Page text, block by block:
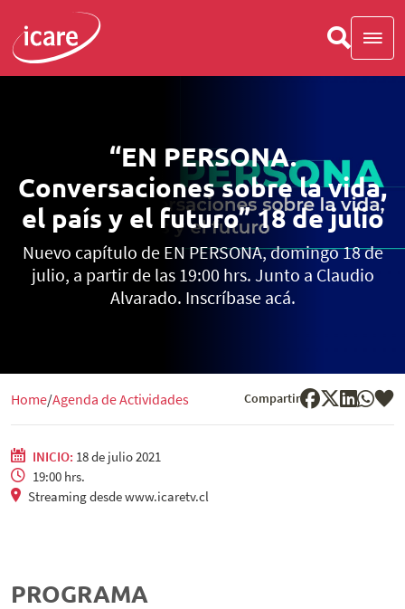
“EN PERSONA.
Conversaciones sobre la vida,
el país y el futuro” 18 de julio
Nuevo capítulo de EN PERSONA, domingo 18 de
julio, a partir de las 19:00 hrs. Junto a Claudio
Alvarado. Inscríbase acá.
Home Agenda de Actividades Compartir
INICIO: 18 de julio 2021
19:00 hrs.
Streaming desde www.icaretv.cl
PROGRAMA